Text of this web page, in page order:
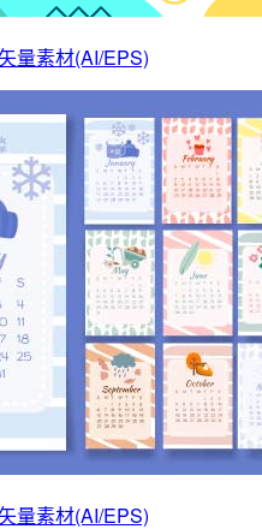
量素材(AI/EPS)
量素材(AI/EPS)